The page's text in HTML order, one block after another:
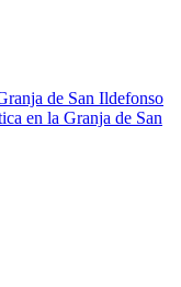
de San Ildefonso
en la Granja de San